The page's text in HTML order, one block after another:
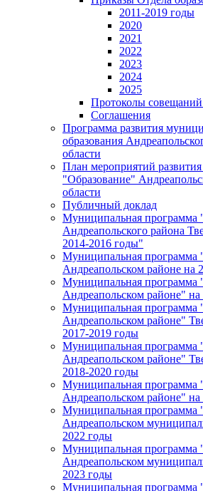
2011-2019 годы
2020
2021
2022
2023
2024
2025
Протоколы
Соглашения
Программа развития
образования
области
План мероприятий развития
"Образование"
области
Публичный доклад
Муниципальная программа
Андреапольского района
2014-2016 годы"
Муниципальная программа
Андреапольском районе на
Муниципальная программа
Андреапольском районе"
Муниципальная программа
Андреапольском районе"
2017-2019 годы
Муниципальная программа
Андреапольском районе"
2018-2020 годы
Муниципальная программа
Андреапольском районе"
Муниципальная программа
Андреапольском
2022 годы
Муниципальная программа
Андреапольском
2023 годы
Муниципальная программа